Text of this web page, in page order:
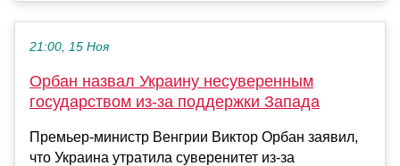
21:00, 15 Ноя
Орбан назвал Украину несуверенным
государством из-за поддержки Запада
Премьер-министр Венгрии Виктор Орбан заявил,
что Украина утратила суверенитет из-за